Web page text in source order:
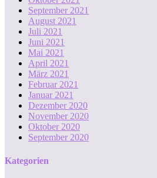
September 2021
August 2021
Juli 2021
Juni 2021
Mai 2021
April 2021
März 2021
Februar 2021
Januar 2021
Dezember 2020
November 2020
Oktober 2020
September 2020
Kategorien